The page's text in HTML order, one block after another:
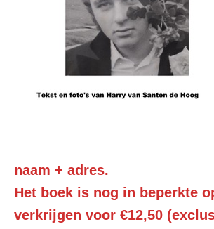
naam + adres.
Het boek is nog in beperkte
verkrijgen voor €12,50